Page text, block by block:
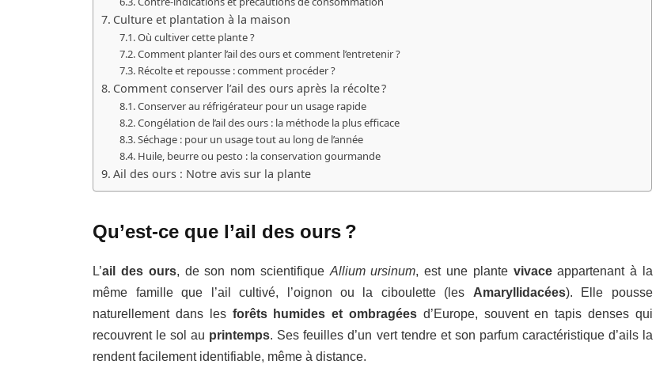
Culture et plantation à la maison
Où cultiver cette plante ?
Comment planter l’ail des ours et comment l’entretenir ?
Récolte et repousse : comment procéder ?
Comment conserver l’ail des ours après la récolte ?
Conserver au réfrigérateur pour un usage rapide
Congélation de l’ail des ours : la méthode la plus efficace
Séchage : pour un usage tout au long de l’année
Huile, beurre ou pesto : la conservation gourmande
Ail des ours : Notre avis sur la plante
Qu’est-ce que l’ail des ours ?
L’ail des ours, de son nom scientifique Allium ursinum, est une plante vivaceappartenant à la
même famille que l’ail cultivé, l’oignon ou la ciboulette (les Amaryllidacées). Elle pousse
naturellement dans les forêts humides et ombragées d’Europe, souvent en tapis denses qui
recouvrent le sol au printemps. Ses feuilles d’un vert tendre et son parfum caractéristique d’ails la
rendent facilement identifiable, même à distance.